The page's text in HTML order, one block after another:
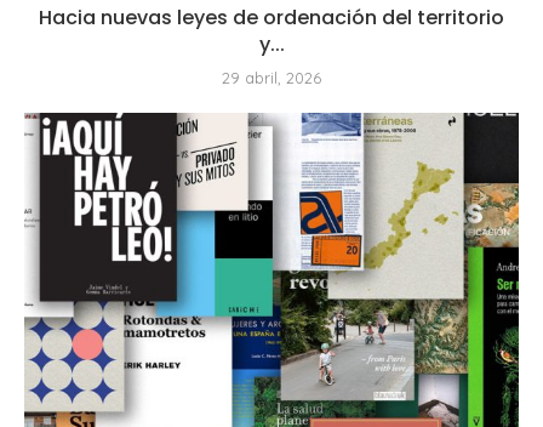
Hacia nuevas leyes de ordenación del territorio
y...
29 abril, 2026